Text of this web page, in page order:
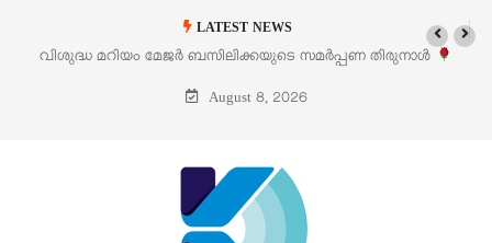
LATEST NEWS
തിരുനാൾ
‘പെറ്റൽസ്’ ലൈഫ് സ്റ്റൈൽ എക്സിബിഷനും സെയിലും
പെരുമാനൂരിൽ
August 8, 2026